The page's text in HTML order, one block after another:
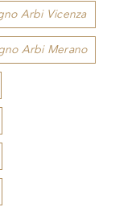
Arbi Vicenza
Arbi Merano